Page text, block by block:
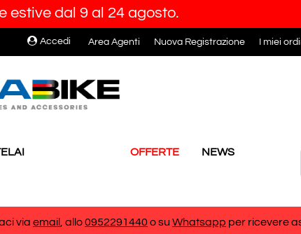
estive dal 9 al 24 agosto.
Accedi Area Agenti Nuova Registrazione I miei
OFFERTE NEWS
via email , allo0952291440 o su Whatsapp per ricevere